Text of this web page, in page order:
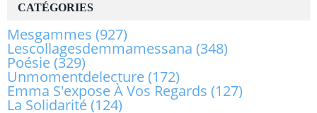
CATÉGORIES
Mesgammes (927)
Lescollagesdemmamessana (348)
Poésie(329)
Unmomentdelecture(172)
Emma S'expose À Vos Regards (127)
La Solidarité(124)